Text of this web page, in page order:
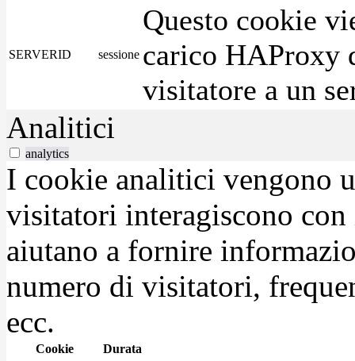
SERVERID sessione
Questo cookie
carico HAProxy
visitatore a un
Analitici
analytics
I cookie analitici vengono
visitatori interagiscono
aiutano a fornire
numero di visitatori,
ecc.
Cookie Durata